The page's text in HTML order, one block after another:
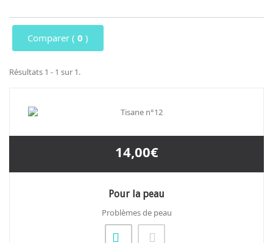
Comparer ( 0 )
Résultats 1 - 1 sur 1.
14,00€
Pour la peau
Problèmes de peau